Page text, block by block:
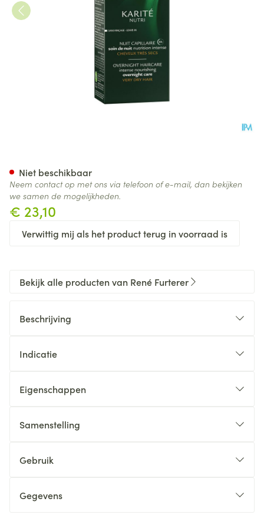
€ 23,10
Verwittig mij als het product terug in voorraad is
Niet beschikbaar
Neem contact op met ons via telefoon of e-mail, dan bekijken
we samen de mogelijkheden.
Bekijk alle producten van René Furterer
Beschrijving
Indicatie
Eigenschappen
Samenstelling
Gebruik
Gegevens